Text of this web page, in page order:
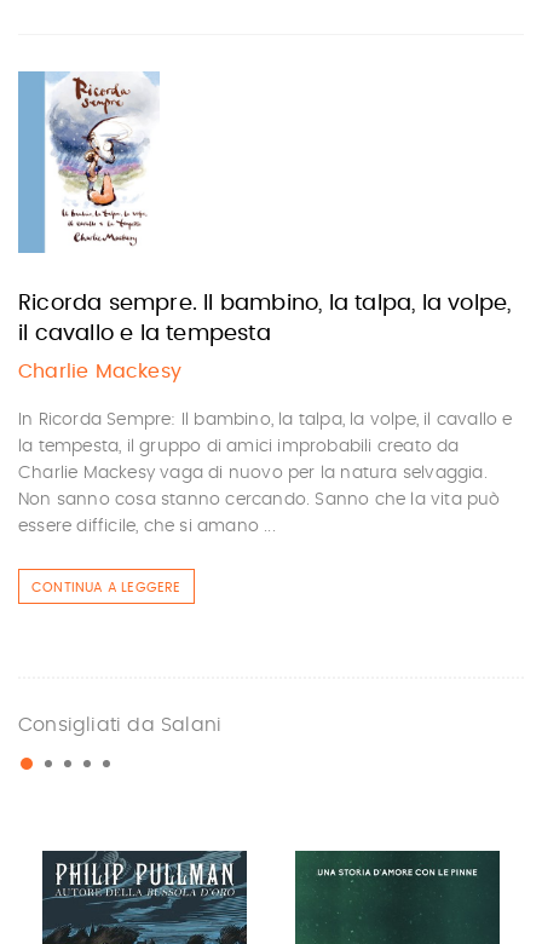
Ricorda sempre. Il bambino, la talpa, la volpe,
il cavallo e la tempesta
Charlie Mackesy
In Ricorda Sempre: Il bambino, la talpa, la volpe, il cavallo e
la tempesta, il gruppo di amici improbabili creato da
Charlie Mackesy vaga di nuovo per la natura selvaggia.
Non sanno cosa stanno cercando. Sanno che la vita può
essere difficile, che si amano ...
CONTINUA A LEGGERE
Consigliati da Salani